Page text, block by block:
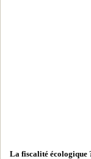
La fiscalité écologique